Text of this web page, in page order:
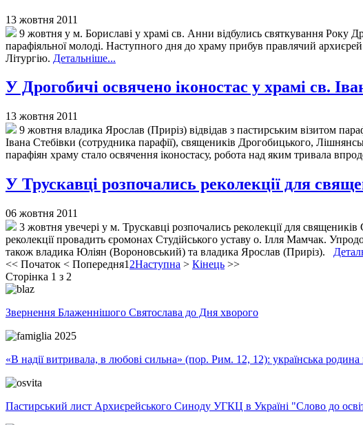
13 жовтня 2011
9 жовтня у м. Бориславі у храмі св. Анни відбулись святкування Року
парафіяльної молоді. Наступного дня до храму прибув правлячий
Літургію. Детальніше...
У Дрогобичі освячено іконостас у храмі св.
13 жовтня 2011
9 жовтня владика Ярослав (Приріз) відвідав з пастирським візитом
Івана Стебівки (сотрудника парафії), священиків Дрогобицького,
парафіян храму стало освячення іконостасу, робота над яким тривала
У Трускавці розпочались реколекції для
06 жовтня 2011
3 жовтня увечері у м. Трускавці розпочались реколекції для
реколекції провадить єромонах Студійського уставу о. Ілля Мамчак.
також владика Юліян (Вороновський) та владика Ярослав (Приріз).
<< Початок < Попередня1 2Наступна > Кінець >>
Сторінка 1 з 2
Звернення Блаженнішого Святослава до Дня хворого
«В надії витривала, в любові сильна» (пор. Рим. 12, 12): українська
Пастирський лист Архиєрейського Синоду УГКЦ в Україні "Слово до